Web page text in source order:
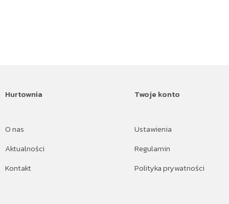
Hurtownia
O nas
Aktualności
Kontakt
Twoje konto
Ustawienia
Regulamin
Polityka prywatności